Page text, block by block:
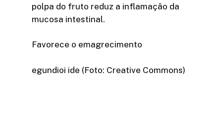
polpa do fruto reduz a inflamação da
mucosa intestinal.
Favorece o emagrecimento
egundioi ide (Foto: Creative Commons)